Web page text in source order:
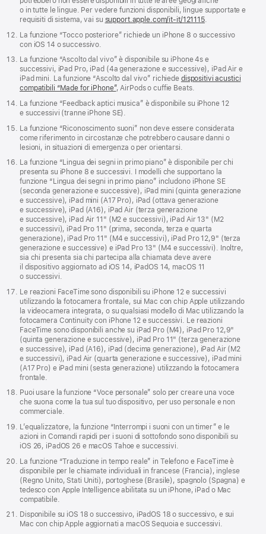
o in tutte le lingue. Per vedere funzioni disponibili, lingue supportate e
requisiti di sistema, vai su support.apple.com/it-it/121115.
La funzione “Tocco posteriore” richiede un iPhone 8 o successivo
con iOS 14 o successivo.
La funzione “Ascolto dal vivo” è disponibile su iPhone 4s e
successivi, iPad Pro, iPad (4a generazione e successive), iPad Air e
iPad mini. La funzione “Ascolto dal vivo” richiede dispositivi acustici
compatibili “Made for iPhone”, AirPods o cuffie Beats.
La funzione “Feedback aptici musica” è disponibile su iPhone 12
e successivi (tranne iPhone SE).
La funzione “Ricono­scimento suoni” non deve essere considerata
come riferimento in circostanze che potrebbero causare danni o
lesioni, in situazioni di emergenza o per orientarsi.
La funzione “Lingua dei segni in primo piano” è disponibile per chi
presenta su iPhone 8 e successivi. I modelli che supportano la
funzione “Lingua dei segni in primo piano” includono iPhone SE
(seconda generazione e successive), iPad mini (quinta generazione
e successive), iPad mini (A17 Pro), iPad (ottava generazione
e successive), iPad (A16), iPad Air (terza generazione
e successive), iPad Air 11" (M2 e successivi), iPad Air 13" (M2
e successivi), iPad Pro 11" (prima, seconda, terza e quarta
generazione), iPad Pro 11" (M4 e successivi), iPad Pro 12,9" (terza
generazione e successive) e iPad Pro 13" (M4 e successivi). Inoltre,
sia chi presenta sia chi partecipa alla chiamata deve avere
il dispositivo aggiornato ad iOS 14, iPadOS 14, macOS 11
o successivi.
Le reazioni FaceTime sono disponibili su iPhone 12 e successivi
utilizzando la foto­camera frontale, sui Mac con chip Apple utilizzando
la videocamera integrata, o su qualsiasi modello di Mac utilizzando la
foto­camera Continuity con iPhone 12 e successivi. Le reazioni
FaceTime sono disponibili anche su iPad Pro (M4), iPad Pro 12,9"
(quinta generazione e successive), iPad Pro 11" (terza generazione
e successive), iPad (A16), iPad (decima generazione), iPad Air (M2
e successivi), iPad Air (quarta generazione e successive), iPad mini
(A17 Pro) e iPad mini (sesta generazione) utilizzando la foto­camera
frontale.
Puoi usare la funzione “Voce personale” solo per creare una voce
che suona come la tua sul tuo dispositivo, per uso personale e non
commerciale.
L’equalizzatore, la funzione “Interrompi i suoni con un timer” e le
azioni in Comandi rapidi per i suoni di sottofondo sono disponibili su
iOS 26, iPadOS 26 e macOS Tahoe e successivi.
La funzione “Traduzione in tempo reale” in Telefono e FaceTime è
disponibile per le chiamate individuali in francese (Francia), inglese
(Regno Unito, Stati Uniti), portoghese (Brasile), spagnolo (Spagna) e
tedesco con Apple Intelligence abilitata su un iPhone, iPad o Mac
compatibile.
Disponibile su iOS 18 o successivo, iPadOS 18 o successivo, e sui
Mac con chip Apple aggiornati a macOS Sequoia e successivi.